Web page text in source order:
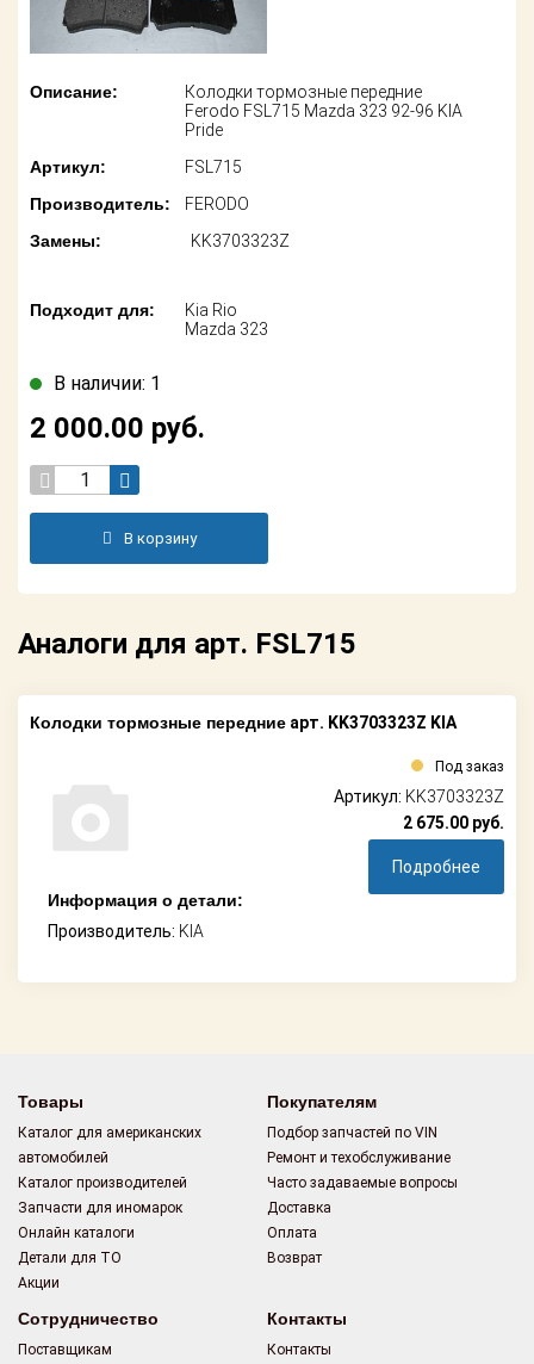
Новости
Контакты
Детали для ТО
техобслуживание
Оплата
Возврат
Поставщикам
сотрудничество
Акции
Новости
Как оформить
заказ
Описание:
Колодки тормозные передние
Ferodo FSL715 Mazda 323 92-96 KIA
Pride
Артикул:
FSL715
Производитель:
FERODO
Замены:
KK3703323Z
Подходит для:
Kia Rio
Mazda 323
В наличии: 1
2 000.00 руб.
В корзину
Аналоги для арт. FSL715
Колодки тормозные передние арт. KK3703323Z KIA
Информация о детали:
Производитель: KIA
Под заказ
Артикул: KK3703323Z
2 675.00 руб.
Подробнее
Товары
Каталог для американских
автомобилей
Каталог производителей
Запчасти для иномарок
Онлайн каталоги
Детали для ТО
Акции
Покупателям
Подбор запчастей по VIN
Ремонт и техобслуживание
Часто задаваемые вопросы
Доставка
Оплата
Возврат
Сотрудничество
Поставщикам
Контакты
Контакты